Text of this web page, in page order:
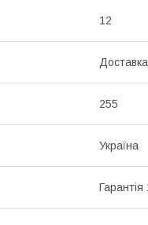
12
255
Україна
Гарантія